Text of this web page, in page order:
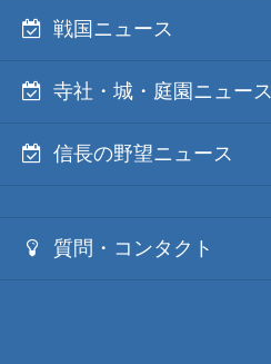
戦国ニュース
寺社・城・庭園ニュース
信長の野望ニュース
質問・コンタクト